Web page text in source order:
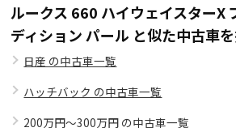
ルークス 660 ハイウェイスターX
ディション パール と似た中古車
日産 の中古車一覧
ハッチバック の中古車一覧
200万円～300万円 の中古車一覧